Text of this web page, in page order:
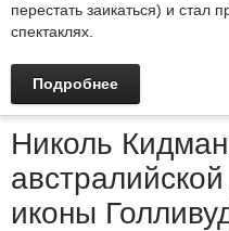
перестать заикаться) и стал
спектаклях.
Подробнее
Николь
иконы